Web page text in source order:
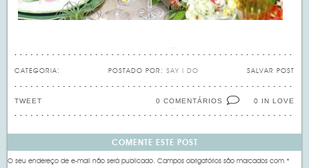
CATEGORIA: SALVAR POST
POSTADO POR: SAY I DO
0 IN LOVE
0 COMENTÁRIOS
TWEET
COMENTE ESTE POST
O seu endereço de e-mail não será publicado. Campos obrigatórios são marcados com*